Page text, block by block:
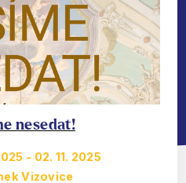
nesedat!
- 02. 11. 2025
Vizovice